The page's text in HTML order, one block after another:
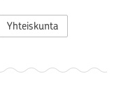
Yhteiskunta